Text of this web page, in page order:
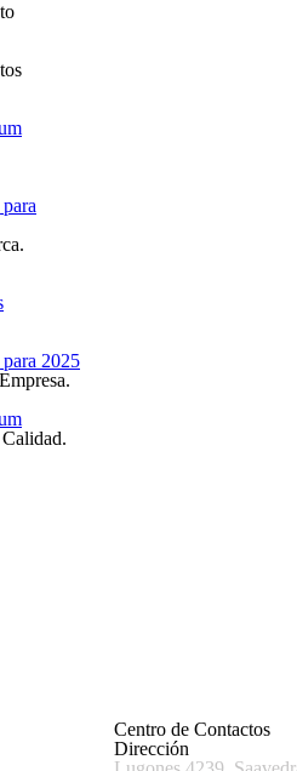
2025
Centro de Contactos
Dirección